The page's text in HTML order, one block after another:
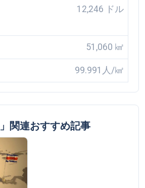
12,246 ドル
51,060 ㎢
99.991人/㎢
」関連おすすめ記事